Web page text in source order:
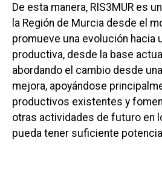
De esta manera, RIS3MUR es
la Región de Murcia desde el
promueve una evolución hacia
productiva, desde la base
abordando el cambio desde
mejora, apoyándose
productivos existentes y
otras actividades de futuro en
pueda tener suficiente